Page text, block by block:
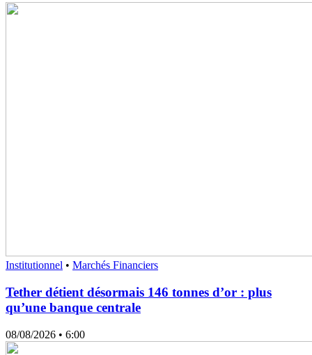
Institutionnel • Marchés Financiers
Tether détient désormais 146 tonnes d’or : plus
qu’une banque centrale
08/08/2026 • 6:00